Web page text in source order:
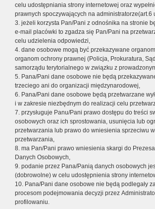
celu udostępniania strony internetowej oraz
prawnych spoczywających na administratorze(art.6
3. jeżeli korzysta Pan/Pani z odnośnika na stronie
e-mail placówki to zgadza się Pan/Pani na
celu udzielenia odpowiedzi,
4. dane osobowe mogą być przekazywane
organom ochrony prawnej (Policja, Prokuratura,
samorządu terytorialnego w związku z
5. Pana/Pani dane osobowe nie będą
trzeciego ani do organizacji międzynarodowej,
6. Pana/Pani dane osobowe będą przetwarzane
i w zakresie niezbędnym do realizacji celu
7. przysługuje Panu/Pani prawo dostępu do treści
osobowych oraz ich sprostowania, usunięcia lub
przetwarzania lub prawo do wniesienia sprzeciwu
przetwarzania,
8. ma Pan/Pani prawo wniesienia skargi do
Danych Osobowych,
9. podanie przez Pana/Panią danych osobowych
(dobrowolne) w celu udostępnienia strony
10. Pana/Pani dane osobowe nie będą podlegały
procesom podejmowania decyzji przez
profilowaniu.